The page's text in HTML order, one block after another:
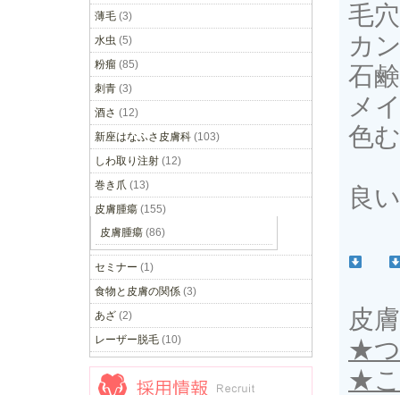
毛
カ
石
メ
色
良
皮
★つ
★
薄毛 (3)
水虫 (5)
粉瘤 (85)
刺青 (3)
酒さ (12)
新座はなふさ皮膚科 (103)
しわ取り注射 (12)
巻き爪 (13)
皮膚腫瘍 (155)
皮膚腫瘍 (86)
セミナー (1)
食物と皮膚の関係 (3)
あざ (2)
レーザー脱毛 (10)